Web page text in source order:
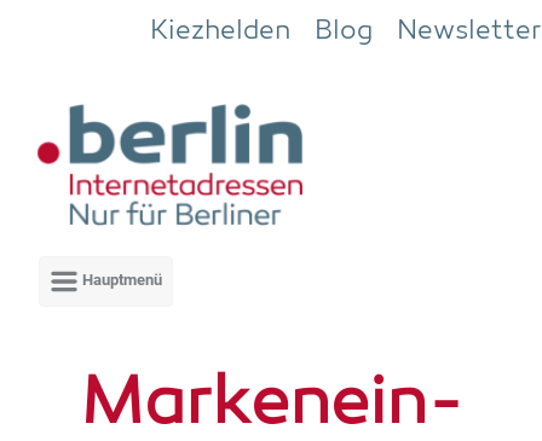
Zum Hauptinhalt springen
Kiezhelden Blog Newsletter
Mar­ken­ein­